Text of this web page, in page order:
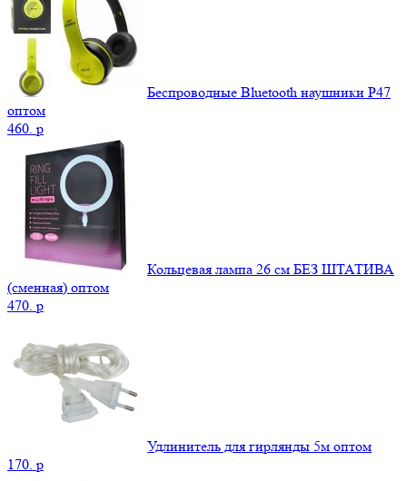
Беспроводные Bluetooth наушники P47
оптом
460. p
Кольцевая лампа 26 см БЕЗ ШТАТИВА
(сменная) оптом
470. p
Удлинитель для гирлянды 5м оптом
170. p